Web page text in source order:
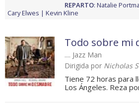
REPARTO: Natalie
Cary Elwes
Kevin Kline
Todo sobre mi
.... Jazz Man
Dirigida por Nicholas
Tiene 72 horas para
Los Ángeles. Reza